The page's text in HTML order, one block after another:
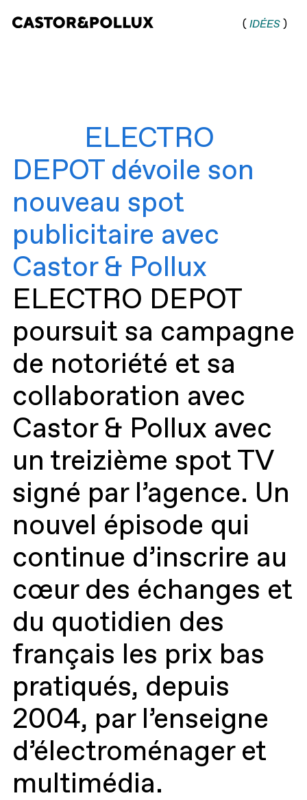
Castor & Pollux |
(IDÉES )
ELECTRO
DEPOT dévoile son
nouveau spot
publicitaire avec
Castor & Pollux
ELECTRO DEPOT
poursuit sa campagne
de notoriété et sa
collaboration avec
Castor & Pollux avec
un treizième spot TV
signé par l’agence. Un
nouvel épisode qui
continue d’inscrire au
cœur des échanges et
du quotidien des
français les prix bas
pratiqués, depuis
2004, par l’enseigne
d’électroménager et
multimédia.